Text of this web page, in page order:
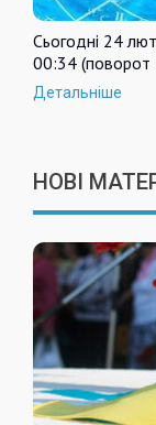
Сьогодні 24
00:34 (поворот
Детальніше
НОВІ